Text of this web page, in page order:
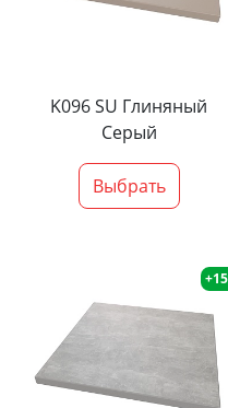
K096 SU Глиняный
Серый
Выбрать